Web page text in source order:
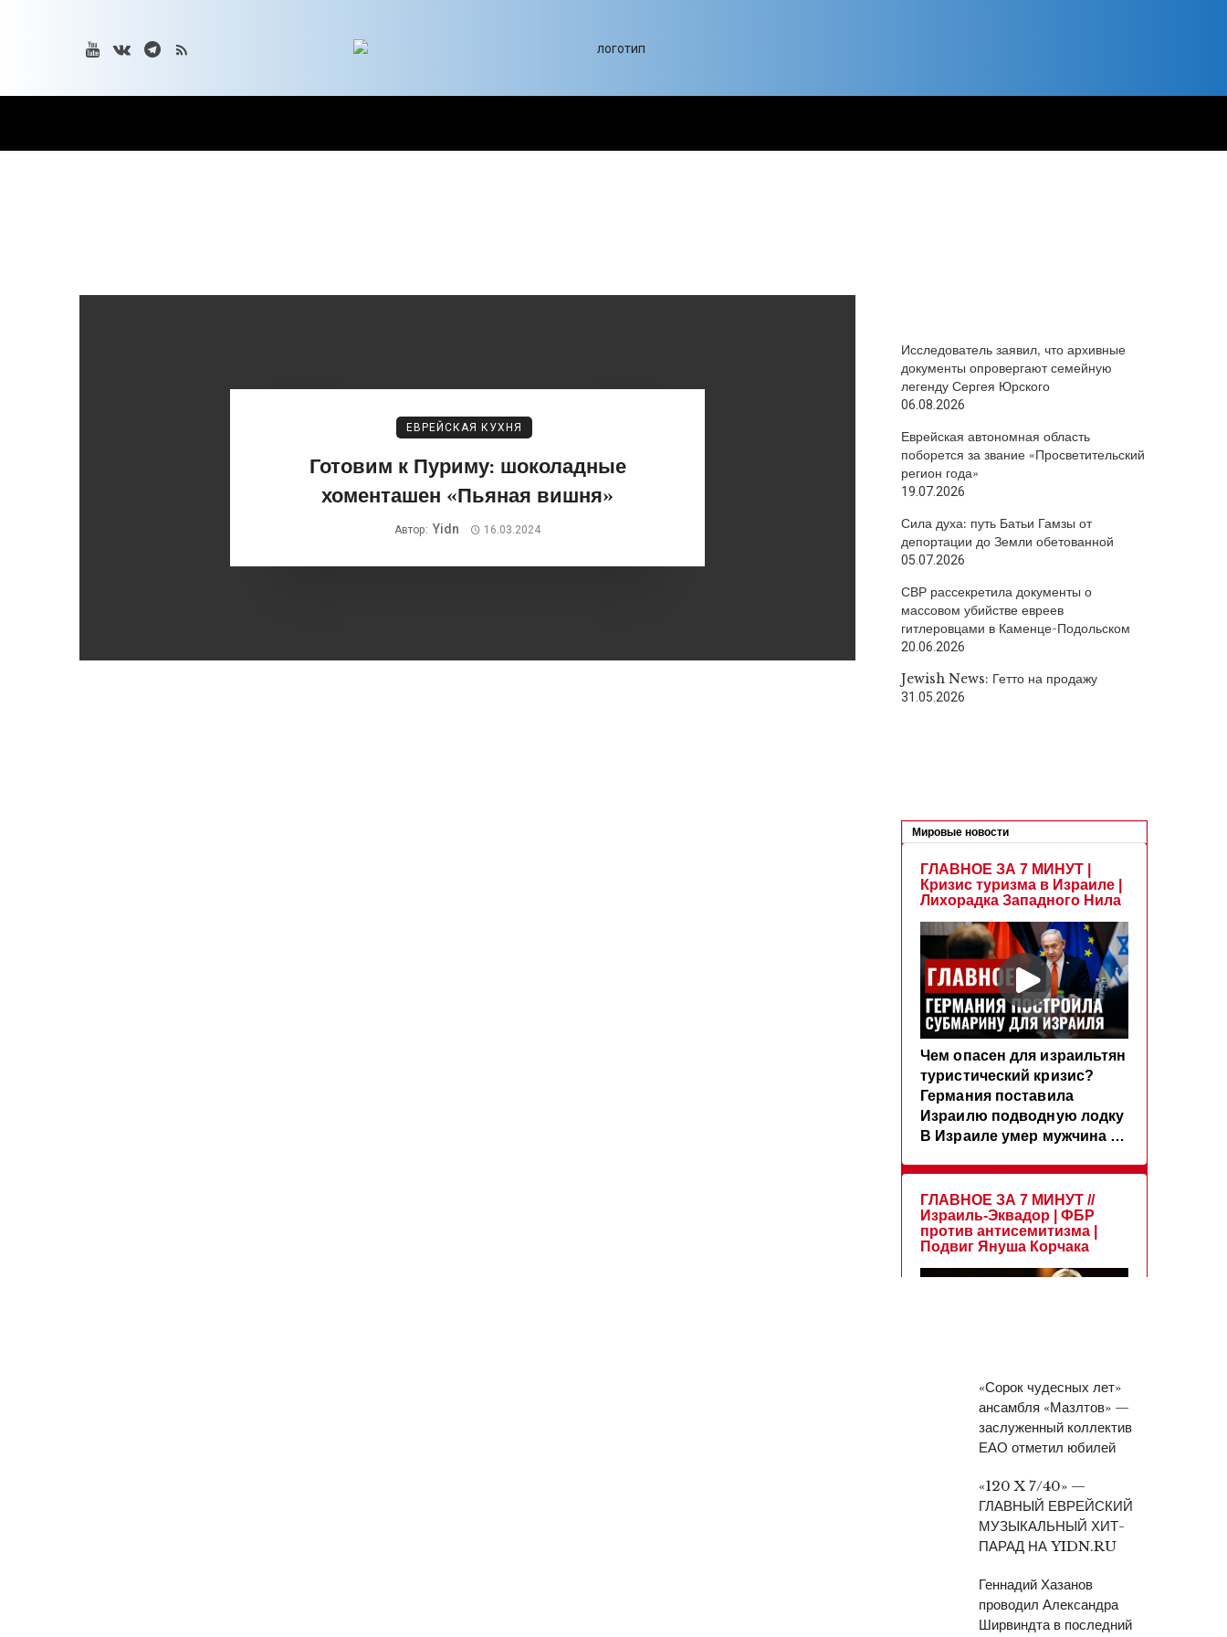
ЕВРЕЙСКАЯ КУХНЯ
Готовим к Пуриму: шоколадные
хоменташен «Пьяная вишня»
Автор: Yidn 16.03.2024
Исследователь заявил, что архивные
документы опровергают семейную
легенду Сергея Юрского
06.08.2026
Еврейская автономная область
поборется за звание «Просветительский
регион года»
19.07.2026
Сила духа: путь Батьи Гамзы от
депортации до Земли обетованной
05.07.2026
СВР рассекретила документы о
массовом убийстве евреев
гитлеровцами в Каменце-Подольском
20.06.2026
Jewish News: Гетто на продажу
31.05.2026
«Сорок чудесных лет»
ансамбля «Мазлтов» —
заслуженный коллектив
ЕАО отметил юбилей
«120 X 7/40» —
ГЛАВНЫЙ ЕВРЕЙСКИЙ
МУЗЫКАЛЬНЫЙ ХИТ-
ПАРАД НА YIDN.RU
Геннадий Хазанов
проводил Александра
Ширвиндта в последний